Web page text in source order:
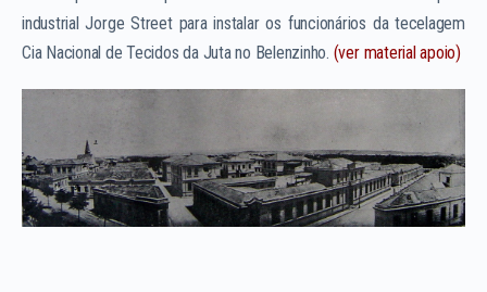
industrial Jorge Street para instalar os funcionários da tecelagem
Cia Nacional de Tecidos da Juta no Belenzinho. (ver material apoio)